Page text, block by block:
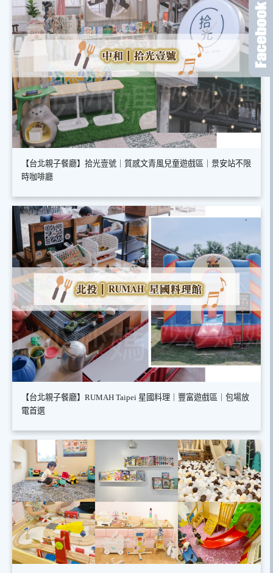
【台北親子餐廳】拾光壹號｜質感文青風兒童遊戲區｜景安站不限
時咖啡廳
【台北親子餐廳】RUMAH Taipei 星國料理｜豐富遊戲區｜包場放
電首選